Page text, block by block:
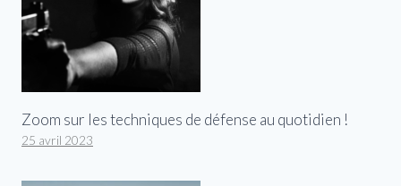
Zoom sur les techniques de défense au quotidien !
25 avril 2023